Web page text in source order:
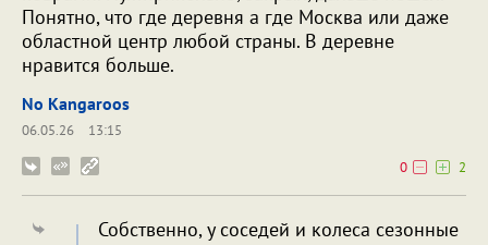
Понятно, что где деревня а где Москва или даже
областной центр любой страны. В деревне
нравится больше.
No Kangaroos
06.05.26
13:15
0
2
Собственно, у соседей и колеса сезонные